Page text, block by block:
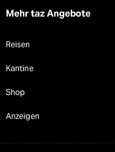
Mehr taz Angebote
Reisen
Kantine
Shop
Anzeigen